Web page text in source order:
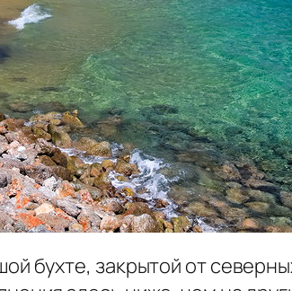
бухте, закрытой от